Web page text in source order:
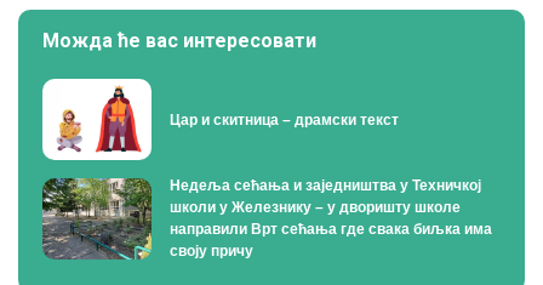
Можда ће вас интересовати
Цар и скитница – драмски текст
Недеља сећања и заједништва у Техничкој
школи у Железнику – у дворишту школе
направили Врт сећања где свака биљка има
своју причу